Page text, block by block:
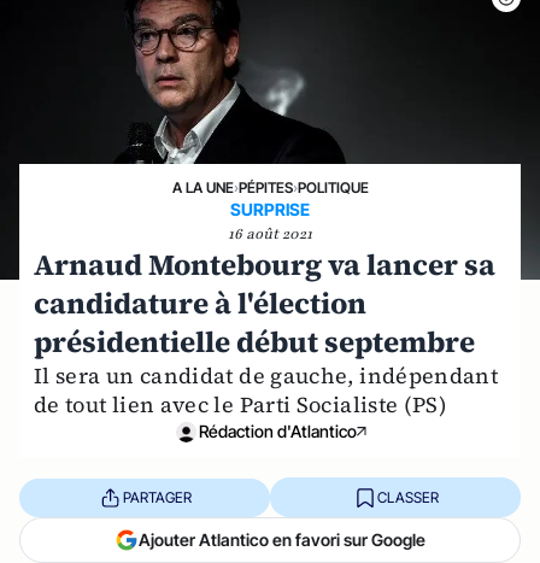
A LA UNE›PÉPITES›POLITIQUE
SURPRISE
16 août 2021
Arnaud Montebourg va lancer sa
candidature à l'élection
présidentielle début septembre
Il sera un candidat de gauche, indépendant
de tout lien avec le Parti Socialiste (PS)
Rédaction d'Atlantico
PARTAGER CLASSER
Ajouter Atlantico en favori sur Google